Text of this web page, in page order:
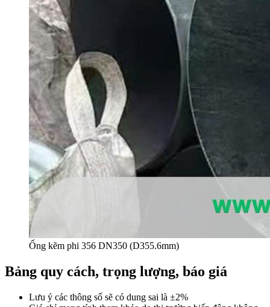
Ống kẽm phi 356 DN350 (D355.6mm)
Bảng quy cách, trọng lượng, báo giá
Lưu ý các thông số sẽ có dung sai là ±2%